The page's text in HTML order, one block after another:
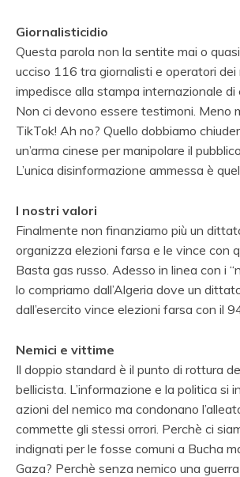
Giornalisticidio
Questa parola non la sentite mai o
ucciso 116 tra giornalisti e operatori dei
impedisce alla stampa internazionale di
Non ci devono essere testimoni. Meno
TikTok! Ah no? Quello dobbiamo
un’arma cinese per manipolare il
L’unica disinformazione ammessa è
I nostri valori
Finalmente non finanziamo più un
organizza elezioni farsa e le vince con
Basta gas russo. Adesso in linea con i
lo compriamo dall’Algeria dove un
dall’esercito vince elezioni farsa con il
Nemici e vittime
Il doppio standard è il punto di rottura
bellicista. L’informazione e la politica si
azioni del nemico ma condonano
commette gli stessi orrori. Perchè ci
indignati per le fosse comuni a Bucha
Gaza? Perchè senza nemico una